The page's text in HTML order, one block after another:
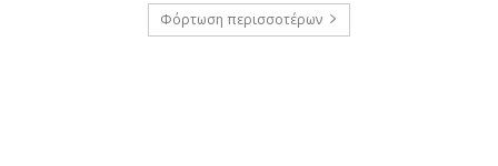
Φόρτωση περισσοτέρων